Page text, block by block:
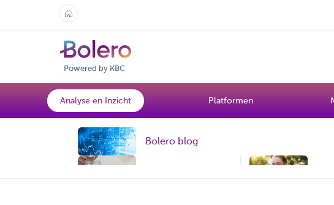
Powered by KBC
Analyse en Inzicht Platformen
Bolero blog